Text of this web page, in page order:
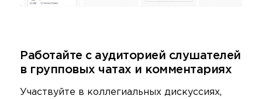
Работайте с аудиторией слушателей
в групповых чатах и комментариях
Участвуйте в коллегиальных дискуссиях,